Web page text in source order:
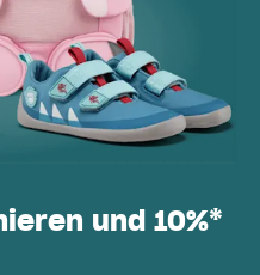
und 10%*